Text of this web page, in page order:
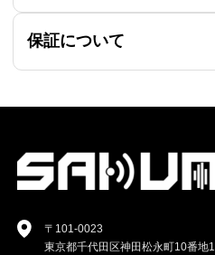
保証について
〒101-0023
東京都千代田区神田松永町10番地